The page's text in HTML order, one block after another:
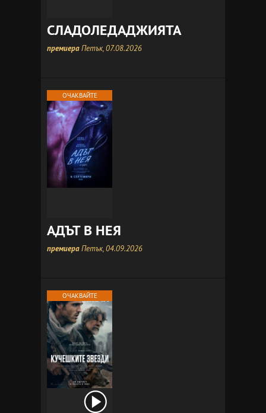
СЛАДОЛЕДАДЖИЯТА
премиераПетък, 07.08.2026
ОЧАКВАЙТЕ
АДЪТ В НЕЯ
премиераПетък, 04.09.2026
ОЧАКВАЙТЕ